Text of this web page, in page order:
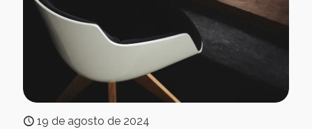
19 de agosto de 2024